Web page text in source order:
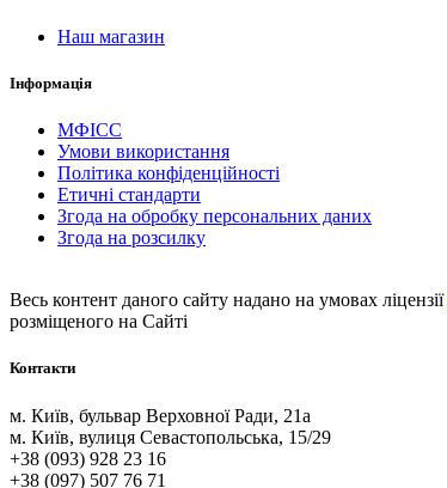
Наш магазин
Інформація
МФІСС
Умови використання
Політика конфіденційності
Етичні стандарти
Згода на обробку персональних даних
Згода на розсилку
Весь контент даного сайту надано на умовах ліцензії
розміщеного на Сайті
Контакти
м. Київ, бульвар Верховної Ради, 21а
м. Київ, вулиця Севастопольська, 15/29
+38 (093) 928 23 16
+38 (097) 507 76 71